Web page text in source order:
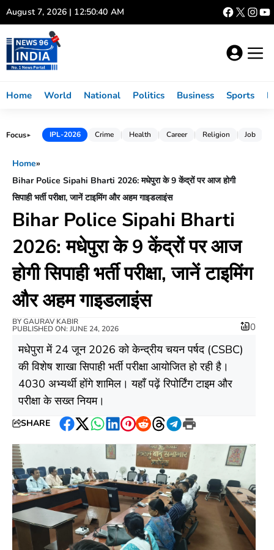
Skip
to
content
August 7, 2026 | 12:50:41 AM
Home World National Politics Business Sports
Focus► IPL-2026 Crime Health Career Religion Job
Home»
Bihar Police Sipahi Bharti 2026: मधेपुरा के 9 केंद्रों पर आज होगी
सिपाही भर्ती परीक्षा, जानें टाइमिंग और अहम गाइडलाइंस
Bihar Police Sipahi Bharti
2026: मधेपुरा के 9 केंद्रों पर आज
होगी सिपाही भर्ती परीक्षा, जानें टाइमिंग
और अहम गाइडलाइंस
BYGAURAV KABIR
PUBLISHED ON: JUNE 24, 2026 0
मधेपुरा में 24 जून 2026 को केन्द्रीय चयन पर्षद (CSBC)
की विशेष शाखा सिपाही भर्ती परीक्षा आयोजित हो रही है।
4030 अभ्यर्थी होंगे शामिल। यहाँ पढ़ें रिपोर्टिंग टाइम और
परीक्षा के सख्त नियम।
SHARE
Facebook
Twitter
WhatsApp
LinkedIn
Pinterest
RedditThreads
Telegram
Print